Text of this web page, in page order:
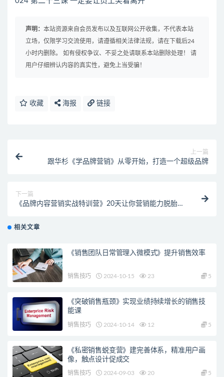
声明： 本站资源来自会员发布以及互联网公开收集，不代表本站
立场，仅限学习交流使用，请遵循相关法律法规，请在下载后24
小时内删除。 如有侵权争议、不妥之处请联系本站删除处理！ 请
用户仔细辨认内容的真实性，避免上当受骗！
收藏 海报 链接
上一篇
跟华杉《学品牌营销》从零开始，打造一个超级品牌
下一篇
《品牌内容营销实战特训营》20天让你营销能力脱胎换
相关文章
《销售团队日常管理入微模式》提升销售效率
销售技巧 2024-10-15 23 5
《突破销售瓶颈》实现业绩持续增长的销售技
能课
销售技巧 2024-10-14 12 5
《私密销售蜕变营》建完善体系，精准用户画
像，触点设计促成交
销售技巧 2024-09-03 20 5